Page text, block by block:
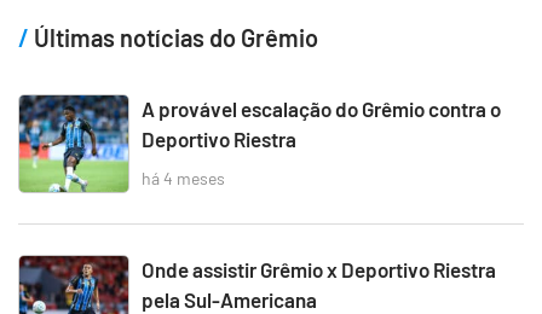
Últimas notícias do Grêmio
A provável escalação do Grêmio contra o
Deportivo Riestra
há 4 meses
Onde assistir Grêmio x Deportivo Riestra
pela Sul-Americana